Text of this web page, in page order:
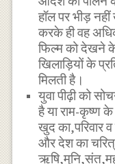
हॉल पर भीड़
करके ही वह
फिल्म को देखने
खिलाड़ियों के
मिलती है।
युवा पीढ़ी को
है या राम-कृष्ण
खुद का,परिवार
और देश का